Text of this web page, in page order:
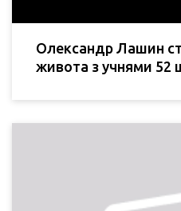
Олександр Лашин
живота з учнями 52